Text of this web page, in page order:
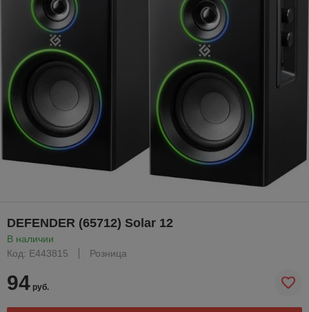
DEFENDER (65712) Solar 12
В наличии
Код: Е443815
Розница
94 руб.